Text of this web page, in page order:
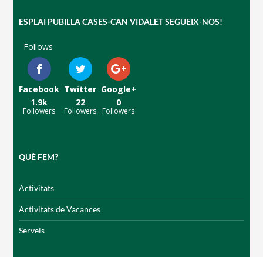
ESPLAI PUBILLA CASES-CAN VIDALET SEGUEIX-NOS!
Follows
Facebook
1.9k
Followers
Twitter
22
Followers
Google+
0
Followers
QUÈ FEM?
Activitats
Activitats de Vacances
Serveis
CONEIX FUNDESPLAI
La Fundació
Missió i valors
Memòria d'activitats
Proposta educativa